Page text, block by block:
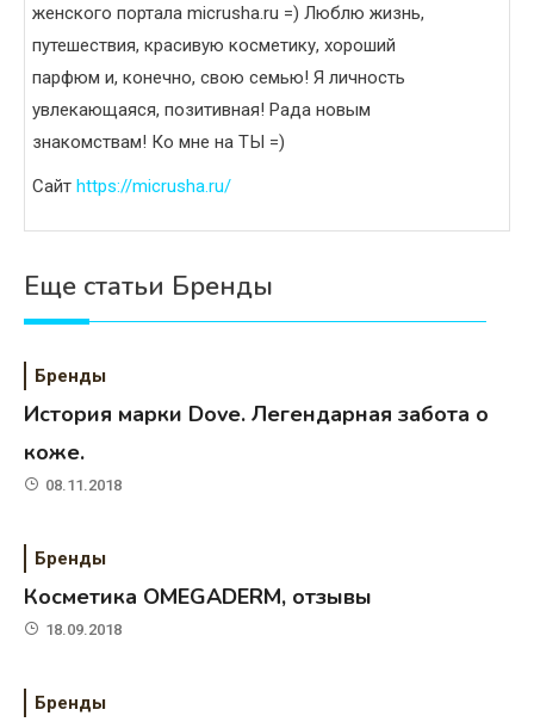
женского портала micrusha.ru =) Люблю жизнь,
путешествия, красивую косметику, хороший
парфюм и, конечно, свою семью! Я личность
увлекающаяся, позитивная! Рада новым
знакомствам! Ко мне на ТЫ =)
Сайт https://micrusha.ru/
Еще статьи Бренды
Бренды
История марки Dove. Легендарная забота о
коже.
08.11.2018
Бренды
Косметика OMEGADERM, отзывы
18.09.2018
Бренды